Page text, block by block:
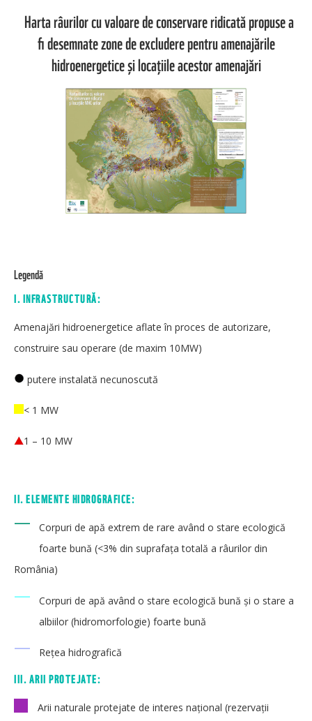
Harta râurilor cu valoare de conservare ridicată propuse a
fi desemnate zone de excludere pentru amenajările
hidroenergetice și locațiile acestor amenajări
Legendă
I. INFRASTRUCTURĂ:
Amenajări hidroenergetice aflate în proces de autorizare,
construire sau operare (de maxim 10MW)
putere instalată necunoscută
< 1 MW
1 – 10 MW
II. ELEMENTE HIDROGRAFICE:
—
Corpuri de apă extrem de rare având o stare ecologică
foarte bună (<3% din suprafaţa totală a râurilor din
România)
—
Corpuri de apă având o stare ecologică bună şi o stare a
albiilor (hidromorfologie) foarte bună
— Rețea hidrografică
III. ARII PROTEJATE:
Arii naturale protejate de interes naţional (rezervaţii